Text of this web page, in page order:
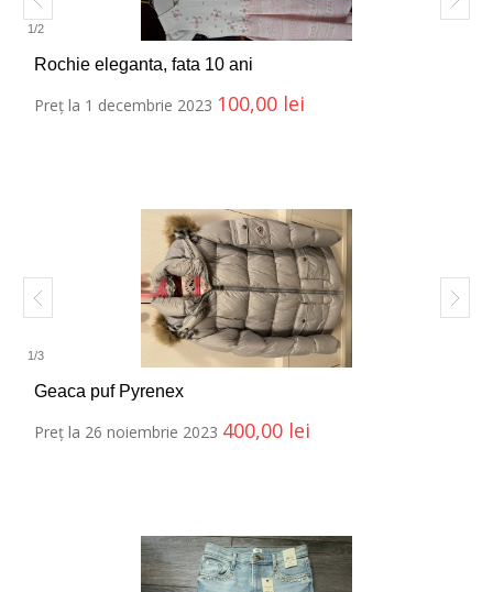
1/2
Rochie eleganta, fata 10 ani
Preț la 1 decembrie 2023 100,00 lei
1/3
Geaca puf Pyrenex
Preț la 26 noiembrie 2023 400,00 lei